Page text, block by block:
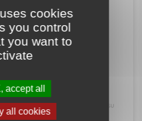
mon bien
Cèdre immobilier pour son
je ne fasse appel à ses services, il a su
cookies
you control
you want to
accept all
all cookies